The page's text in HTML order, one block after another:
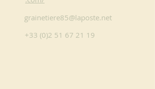
grainetiere85@laposte.net
+33 (0)2 51 67 21 19